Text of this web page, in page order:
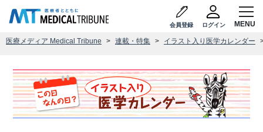
会員登録 ログイン
医療メディア Medical Tribune 連載・特集 イラスト入り医学カレンダー